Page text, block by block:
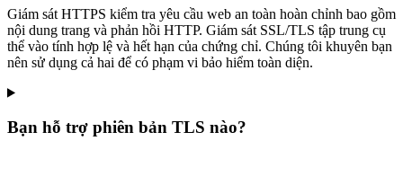
Giám sát HTTPS kiểm tra yêu cầu web an toàn hoàn chỉnh bao gồm
nội dung trang và phản hồi HTTP. Giám sát SSL/TLS tập trung cụ
thể vào tính hợp lệ và hết hạn của chứng chỉ. Chúng tôi khuyên bạn
nên sử dụng cả hai để có phạm vi bảo hiểm toàn diện.
Bạn hỗ trợ phiên bản TLS nào?